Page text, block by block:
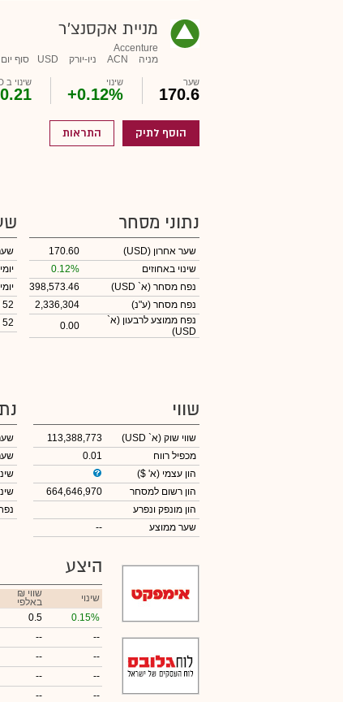
מניית אקסנצ'ר
Accenture
מניה
ACN ניו-יורק USD סוף יום
שער
170.6
שינוי
+0.12%
שינוי ב USD
0.21
הוסף לתיק התראות
נתוני מסחר
שער אחרון (USD)
170.60
שינוי באחוזים
0.12%
נפח מסחר (א` USD)
398,573.46
נפח מסחר (ע"נ)
2,336,304
נפח ממוצע לרבעון (א`
USD)
0.00
52 שבועות גבוה
52 שבועות נמוך
שווי
שווי שוק (א` USD)
113,388,773
מכפיל רווח
0.01
הון עצמי (א' $)
הון רשום למסחר
664,646,970
הון מונפק ונפרע
שער ממוצע
--
היצע
שינוי ₪ שווי
באלפי
0.15%
0.5
--
--
--
--
--
--
--
--